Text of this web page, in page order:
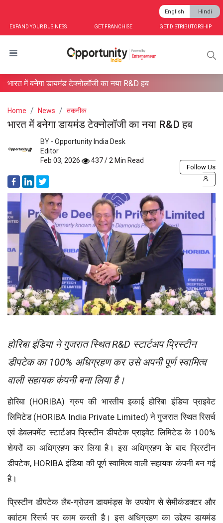
EXPAND YOUR BUSINESS GET FRANCHISE GET DISTRIBUTORSHIP
English Hindi
भारत में बनेगा डायमंड टेक्नोलॉजी का नया R&D हब
Home News तकनीक
भारत में बनेगा डायमंड टेक्नोलॉजी का नया R&D हब
BY - Opportunity India Desk
Editor
Feb 03, 2026
437 / 2 Min Read
Follow Us
होरिबा इंडिया ने गुजरात स्थित R&D स्टार्टअप प्रिस्टीन
डीपटेक का 100% अधिग्रहण कर उसे अपनी पूर्ण स्वामित्व
वाली सहायक कंपनी बना लिया है।
होरिबा (HORIBA) ग्रुप की भारतीय इकाई होरिबा इंडिया प्राइवेट
लिमिटेड (HORIBA India Private Limited) ने गुजरात स्थित रिसर्च
एवं डेवलपमेंट स्टार्टअप प्रिस्टीन डीपटेक प्राइवेट लिमिटेड के 100%
शेयरों का अधिग्रहण कर लिया है। इस अधिग्रहण के बाद प्रिस्टीन
डीपटेक, HORIBA इंडिया की पूर्ण स्वामित्व वाली सहायक कंपनी बन गई
है।
प्रिस्टीन डीपटेक लैब-ग्रोउन डायमंड्स के उपयोग से सेमीकंडक्टर और
क्वांटम रिसर्च पर काम करती है। इस अधिग्रहण का उद्देश्य डायमंड